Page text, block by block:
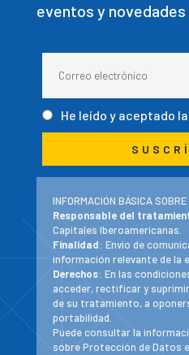
eventos y novedades
He leído y aceptado la
INFORMACIÓN BÁSICA
Responsable del
Capitales Iberoamericanas.
Finalidad: Envío de
información relevante de la
Derechos: En las
acceder, rectificar y
de su tratamiento, a
portabilidad.
Puede consultar la
sobre Protección de Datos